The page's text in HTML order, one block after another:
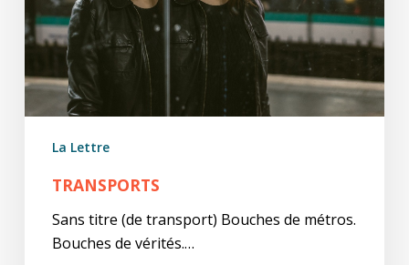
La Lettre
TRANSPORTS
Sans titre (de transport) Bouches de métros.
Bouches de vérités.…